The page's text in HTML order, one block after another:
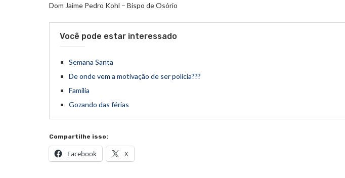
Dom Jaime Pedro Kohl – Bispo de Osório
Você pode estar interessado
Semana Santa
De onde vem a motivação de ser polícia???
Família
Gozando das férias
Compartilhe isso:
Facebook X